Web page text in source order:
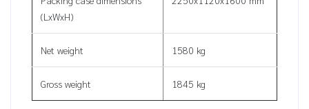
(LxWxH)
Net weight 1580 kg
Gross weight 1845 kg